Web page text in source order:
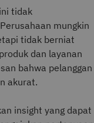
tidak
mungkin
tidak berniat
dan layanan
bahwa pelanggan
akurat.
insight yang dapat